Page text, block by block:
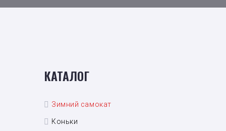
КАТАЛОГ
Зимний самокат
Коньки